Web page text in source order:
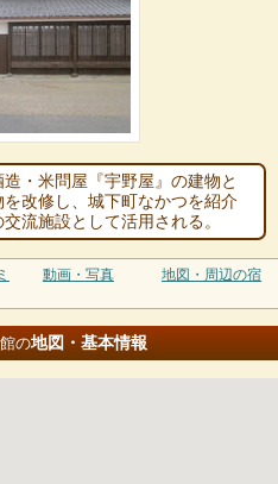
・米問屋『宇野屋』の建物と
改修し、城下町なかつを紹介
流施設として活用される。
動画・写真 地図・周辺の宿
の地図・基本情報